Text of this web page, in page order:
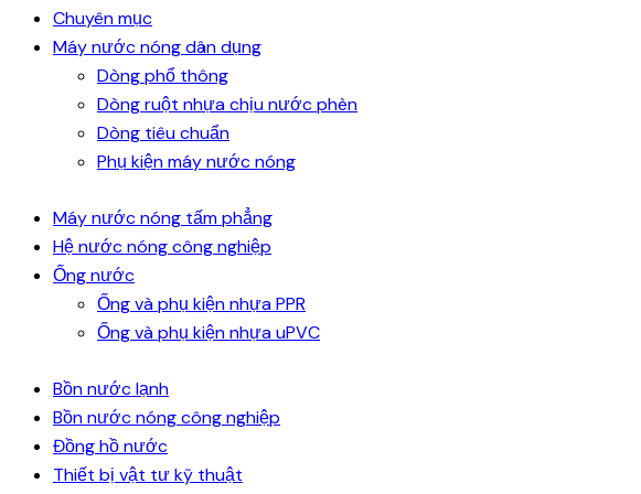
Chuyên mục
Máy nước nóng dân dụng
Dòng phổ thông
Dòng ruột nhựa chịu nước phèn
Dòng tiêu chuẩn
Phụ kiện máy nước nóng
Máy nước nóng tấm phẳng
Hệ nước nóng công nghiệp
Ống nước
Ống và phụ kiện nhựa PPR
Ống và phụ kiện nhựa uPVC
Bồn nước lạnh
Bồn nước nóng công nghiệp
Đồng hồ nước
Thiết bị vật tư kỹ thuật